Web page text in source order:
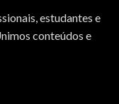
estudantes e
conteúdos e